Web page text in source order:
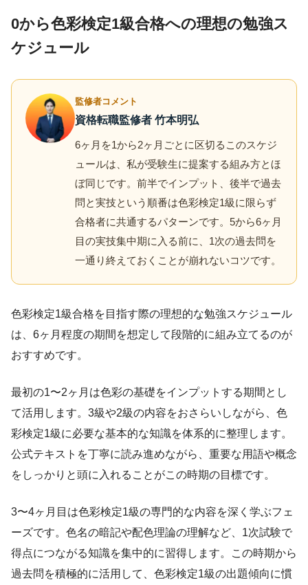
0から色彩検定1級合格への理想の勉強ス
ケジュール
監修者コメント
資格転職監修者 竹本明弘
6ヶ月を1から2ヶ月ごとに区切るこのスケジ
ュールは、私が受験生に提案する組み方とほ
ぼ同じです。前半でインプット、後半で過去
問と実技という順番は色彩検定1級に限らず
合格者に共通するパターンです。5から6ヶ月
目の実技集中期に入る前に、1次の過去問を
一通り終えておくことが崩れないコツです。
色彩検定1級合格を目指す際の理想的な勉強スケジュール
は、6ヶ月程度の期間を想定して段階的に組み立てるのが
おすすめです。
最初の1〜2ヶ月は色彩の基礎をインプットする期間とし
て活用します。3級や2級の内容をおさらいしながら、色
彩検定1級に必要な基本的な知識を体系的に整理します。
公式テキストを丁寧に読み進めながら、重要な用語や概念
をしっかりと頭に入れることがこの時期の目標です。
3〜4ヶ月目は色彩検定1級の専門的な内容を深く学ぶフェ
ーズです。色名の暗記や配色理論の理解など、1次試験で
得点につながる知識を集中的に習得します。この時期から
過去問を積極的に活用して、色彩検定1級の出題傾向に慣